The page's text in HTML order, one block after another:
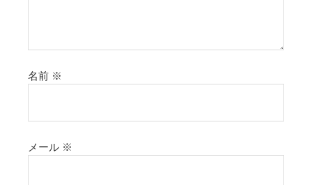
名前 ※
メール ※